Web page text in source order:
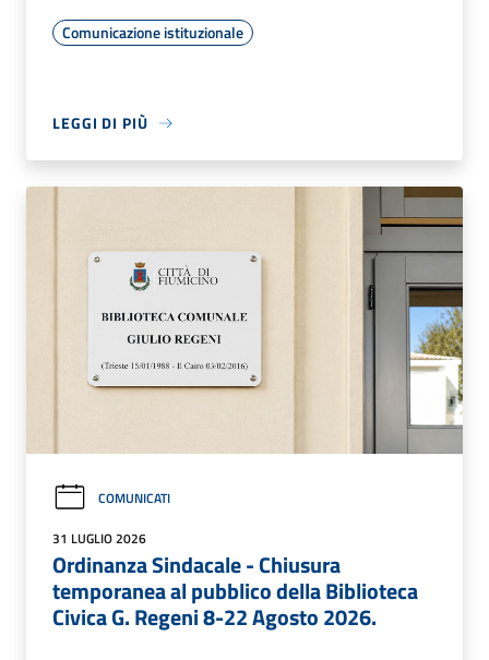
Comunicazione istituzionale
LEGGI DI PIÙ
COMUNICATI
31 LUGLIO 2026
Ordinanza Sindacale - Chiusura
temporanea al pubblico della Biblioteca
Civica G. Regeni 8-22 Agosto 2026.